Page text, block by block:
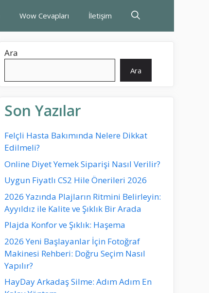
Wow Cevapları İletişim
Ara
Ara
Son Yazılar
Felçli Hasta Bakımında Nelere Dikkat
Edilmeli?
Online Diyet Yemek Siparişi Nasıl Verilir?
Uygun Fiyatlı CS2 Hile Önerileri 2026
2026 Yazında Plajların Ritmini Belirleyin:
Ayyıldız ile Kalite ve Şıklık Bir Arada
Plajda Konfor ve Şıklık: Haşema
2026 Yeni Başlayanlar İçin Fotoğraf
Makinesi Rehberi: Doğru Seçim Nasıl
Yapılır?
HayDay Arkadaş Silme: Adım Adım En